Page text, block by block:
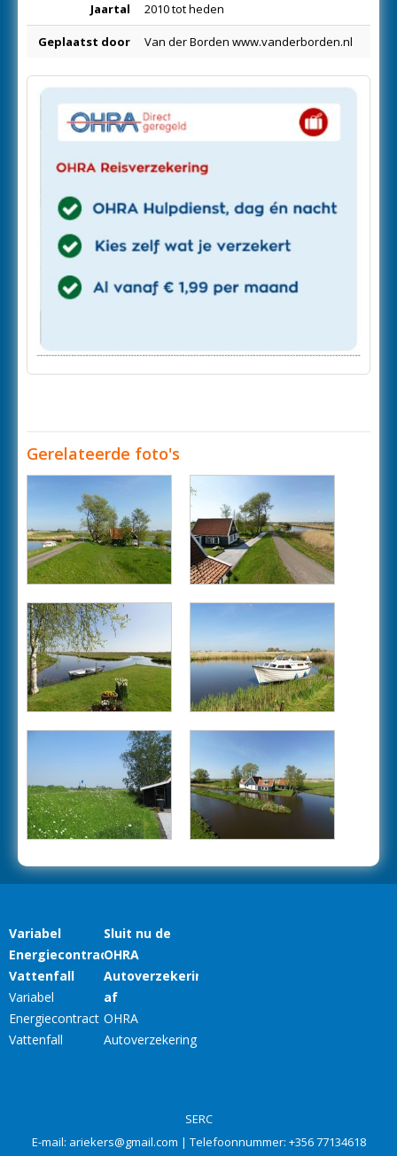
Jaartal 2010 tot heden
Geplaatst door Van der Borden www.vanderborden.nl
Gerelateerde foto's
SERC
E-mail: ariekers@gmail.com | Telefoonnummer: +356 77134618